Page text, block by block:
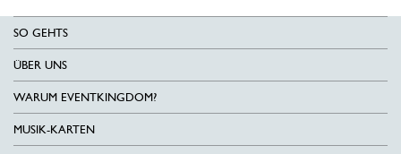
SO GEHTS
ÜBER UNS
WARUM EVENTKINGDOM?
MUSIK-KARTEN